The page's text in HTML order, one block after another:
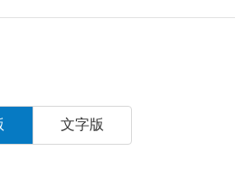
文字版